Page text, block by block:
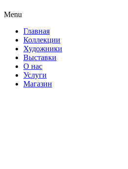
Menu
Главная
Коллекции
Художники
Выставки
О нас
Услуги
Магазин